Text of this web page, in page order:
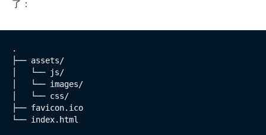
了：
.
├── assets/
│   └── js/
│   └── images/
│   └── css/
├── favicon.ico
└── index.html